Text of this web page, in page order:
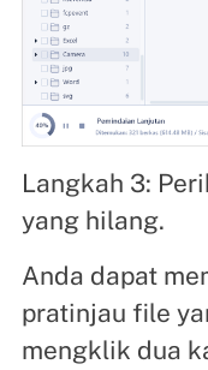
Langkah 3:
yang hilang.
Anda dapat
pratinjau file
mengklik dua